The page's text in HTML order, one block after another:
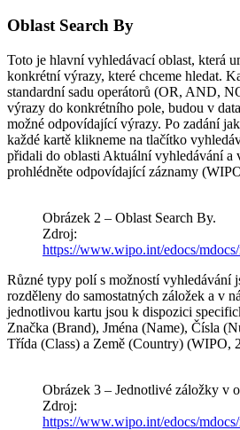
Oblast Search By
Toto je hlavní vyhledávací oblast, která
konkrétní výrazy, které chceme hledat.
standardní sadu operátorů (OR, AND,
výrazy do konkrétního pole, budou v
možné odpovídající výrazy. Po zadání
každé kartě klikneme na tlačítko
přidali do oblasti Aktuální vyhledávání a
prohlédněte odpovídající záznamy
Obrázek 2 – Oblast Search By.
Zdroj:
https://www.wipo.int/edocs/
Různé typy polí s možností vyhledávání
rozděleny do samostatných záložek a v
jednotlivou kartu jsou k dispozici
Značka (Brand), Jména (Name), Čísla
Třída (Class) a Země (Country) (WIPO,
Obrázek 3 – Jednotlivé záložky v
Zdroj:
https://www.wipo.int/edocs/